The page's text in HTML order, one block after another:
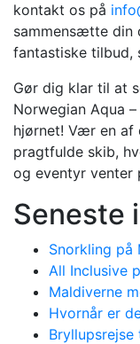
kontakt os på
sammensætte din
fantastiske tilbud,
Gør dig klar til at
Norwegian Aqua
hjørnet! Vær en
pragtfulde skib,
og eventyr
Seneste
Snorkling på
All Inclusive
Maldiverne
Hvornår er